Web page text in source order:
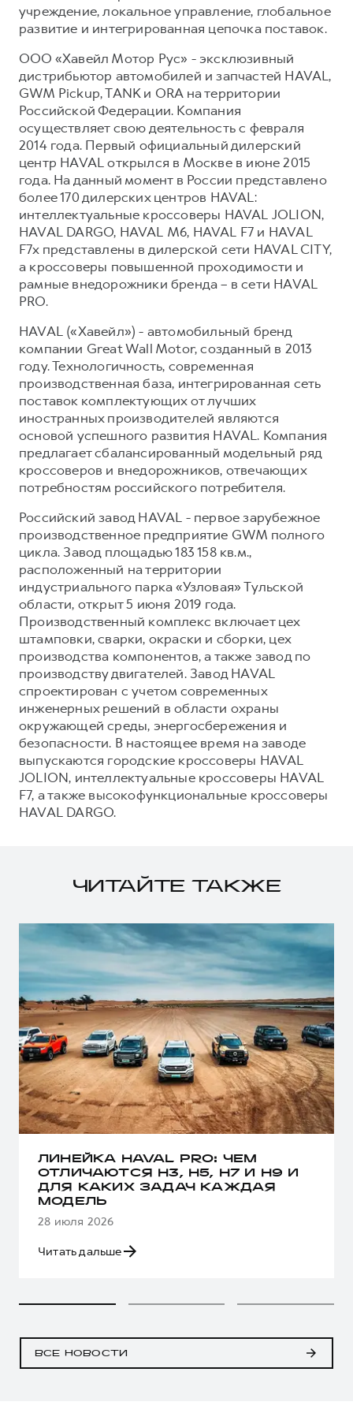
учреждение, локальное управление, глобальное
развитие и интегрированная цепочка поставок.
ООО «Хавейл Мотор Рус» - эксклюзивный
дистрибьютор автомобилей и запчастей HAVAL,
GWM Pickup, TANK и ORA на территории
Российской Федерации. Компания
осуществляет свою деятельность с февраля
2014 года. Первый официальный дилерский
центр HAVAL открылся в Москве в июне 2015
года. На данный момент в России представлено
более 170 дилерских центров HAVAL:
интеллектуальные кроссоверы HAVAL JOLION,
HAVAL DARGO, HAVAL М6, HAVAL F7 и HAVAL
F7x представлены в дилерской сети HAVAL CITY,
а кроссоверы повышенной проходимости и
рамные внедорожники бренда – в сети HAVAL
PRO.
HAVAL («Хавейл») - автомобильный бренд
компании Great Wall Motor, созданный в 2013
году. Технологичность, современная
производственная база, интегрированная сеть
поставок комплектующих от лучших
иностранных производителей являются
основой успешного развития HAVAL. Компания
предлагает сбалансированный модельный ряд
кроссоверов и внедорожников, отвечающих
потребностям российского потребителя.
Российский завод HAVAL - первое зарубежное
производственное предприятие GWM полного
цикла. Завод площадью 183 158 кв.м.,
расположенный на территории
индустриального парка «Узловая» Тульской
области, открыт 5 июня 2019 года.
Производственный комплекс включает цех
штамповки, сварки, окраски и сборки, цех
производства компонентов, а также завод по
производству двигателей. Завод HAVAL
спроектирован с учетом современных
инженерных решений в области охраны
окружающей среды, энергосбережения и
безопасности. В настоящее время на заводе
выпускаются городские кроссоверы HAVAL
JOLION, интеллектуальные кроссоверы HAVAL
F7, а также высокофункциональные кроссоверы
HAVAL DARGO.
ЧИТАЙТЕ ТАКЖЕ
ЛИНЕЙКА HAVAL PRO: ЧЕМ
ОТЛИЧАЮТСЯ H3, H5, H7 И H9 И
ДЛЯ КАКИХ ЗАДАЧ КАЖДАЯ
МОДЕЛЬ
28 июля 2026
Читать дальше
ВСЕ НОВОСТИ